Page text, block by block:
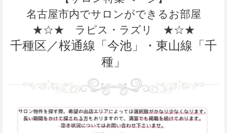
名古屋市内でサロンができるお部屋
★☆★ ラピス・ラズリ ★☆★
千種区／桜通線「今池」・東山線「千
種」